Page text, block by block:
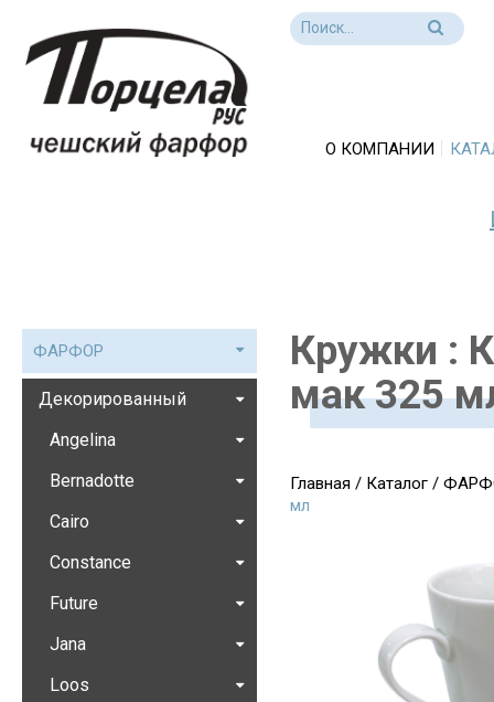
О КОМПАНИИ
Кружки :
мак 325
Главная / Каталог/
мл
ФАРФОР
Декорированный
Angelina
Bernadotte
Cairo
Constance
Future
Jana
Loos